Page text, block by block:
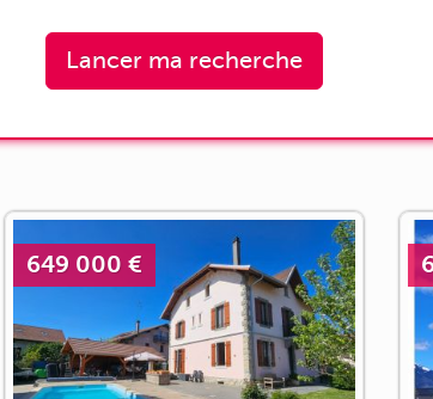
Lancer ma recherche
649 000 €